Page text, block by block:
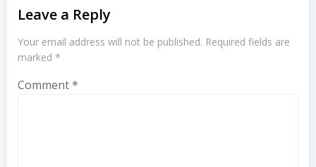
Leave a Reply
Your email address will not be published. Required fields are
marked *
Comment*